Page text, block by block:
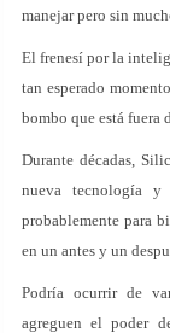
manejar pero sin
El frenesí por la
tan esperado
bombo que está fuera
Durante décadas,
nueva tecnología y
probablemente para
en un antes y un
Podría ocurrir de
agreguen el poder